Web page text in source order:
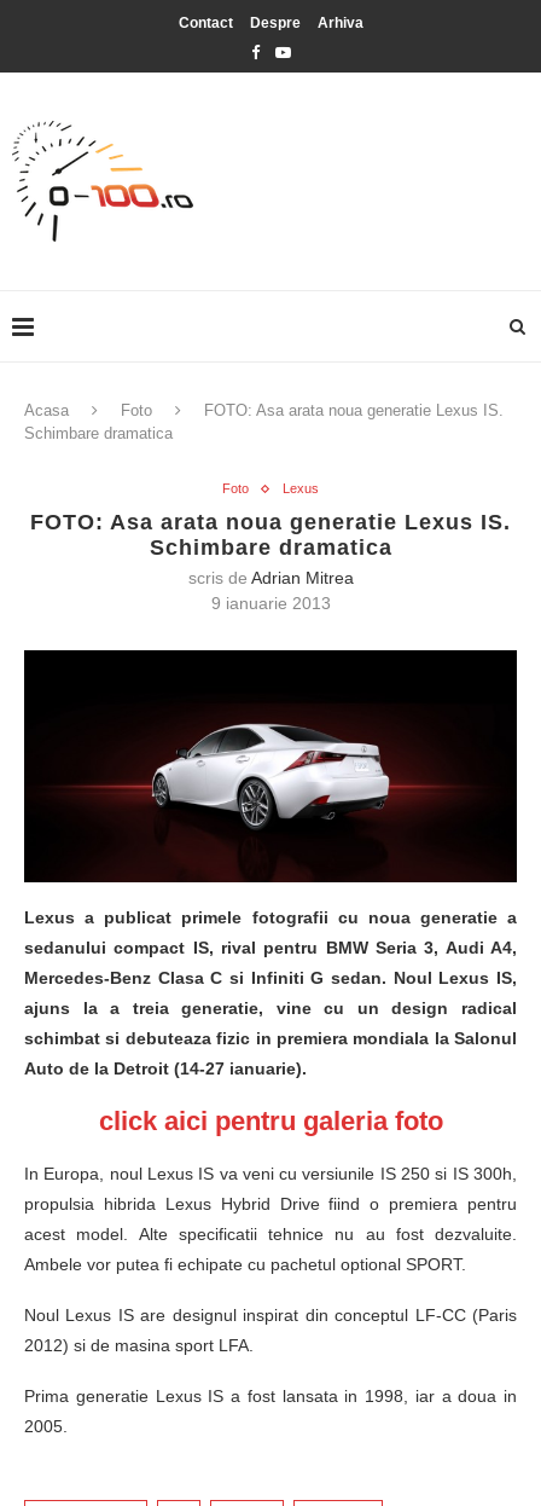
Contact Despre Arhiva
Acasa Foto
FOTO: Asa arata noua generatie Lexus IS.
Schimbare dramatica
Foto Lexus
FOTO: Asa arata noua generatie Lexus IS.
Schimbare dramatica
scris de Adrian Mitrea
9 ianuarie 2013
Lexus a publicat primele fotografii cu noua generatie a
sedanului compact IS, rival pentru BMW Seria 3, Audi A4,
Mercedes-Benz Clasa C si Infiniti G sedan. Noul Lexus IS,
ajuns la a treia generatie, vine cu un design radical
schimbat si debuteaza fizic in premiera mondiala la Salonul
Auto de la Detroit (14-27 ianuarie).
click aici pentru galeria foto
In Europa, noul Lexus IS va veni cu versiunile IS 250 si IS 300h,
propulsia hibrida Lexus Hybrid Drive fiind o premiera pentru
acest model. Alte specificatii tehnice nu au fost dezvaluite.
Ambele vor putea fi echipate cu pachetul optional SPORT.
Noul Lexus IS are designul inspirat din conceptul LF-CC (Paris
2012) si de masina sport LFA.
Prima generatie Lexus IS a fost lansata in 1998, iar a doua in
2005.